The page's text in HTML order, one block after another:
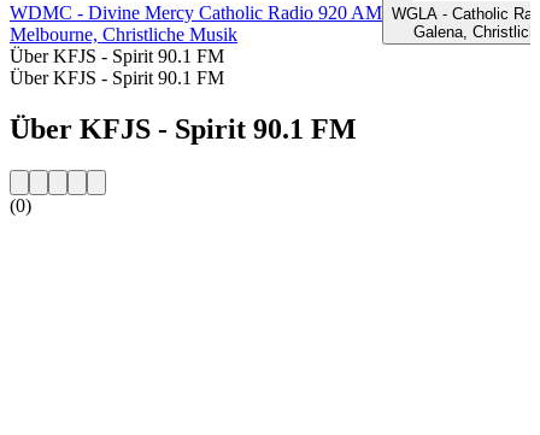
WDMC - Divine Mercy Catholic Radio 920 AM
Melbourne, Christliche Musik
WGLA - Catholic
Galena,
Über KFJS - Spirit 90.1 FM
Über KFJS - Spirit 90.1 FM
Über KFJS - Spirit 90.1 FM
(0)